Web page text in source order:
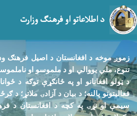
منځپانګه
دانګل
د اطلاعاتو او فرهنګ وزارت
زموږ موخه د افغانستان د اصيل فرهنګ
تنوع، ملي يووالي او د ملموسو او
د ټولو افغانانو او په ځانګړې توګه د
فعاليتونو پالنه؛ د بيان د آزادۍ ملاتړ؛ د
سيمې او نړۍ په کچه د افغانستان د